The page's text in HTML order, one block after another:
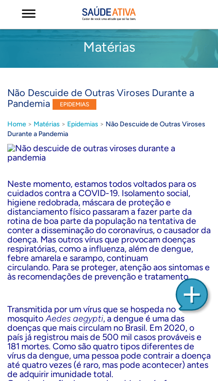
Matérias
Não Descuide de Outras Viroses Durante a
Pandemia
EPIDEMIAS
Home > Matérias > Epidemias > Não Descuide de Outras Viroses
Durante a Pandemia
Neste momento, estamos todos voltados para os
cuidados contra a COVID-19. Isolamento social,
higiene redobrada, máscara de proteção e
distanciamento físico passaram a fazer parte da
rotina de boa parte da população na tentativa de
conter a disseminação do coronavírus, o causador da
doença. Mas outros vírus que provocam doenças
respiratórias, como a influenza, além de dengue,
febre amarela e sarampo, continuam
circulando. Para se proteger, atenção aos sintomas e
às recomendações de prevenção e tratamento.
Transmitida por um vírus que se hospeda no
mosquitoAedes aegypti, a dengue é uma das
doenças que mais circulam no Brasil. Em 2020, o
país já registrou mais de 500 mil casos prováveis e
181 mortes. Como são quatro tipos diferentes de
vírus da dengue, uma pessoa pode contrair a doença
até quatro vezes (é raro, mas pode acontecer) antes
de adquirir imunidade total.